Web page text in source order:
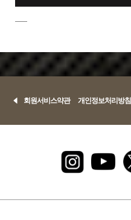
회원서비스약관 개인정보처리방침